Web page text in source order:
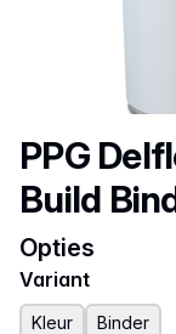
PPG
Build
Opties
Variant
Kleur Binder